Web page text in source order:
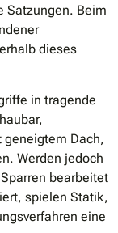
Satzungen. Beim
dieses
in tragende
Dach,
Werden jedoch
bearbeitet
spielen Statik,
eine